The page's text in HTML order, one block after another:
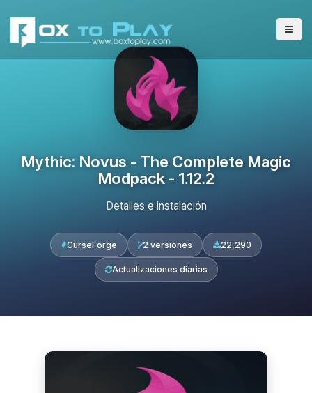
Mythic: Novus - The Complete Magic
Modpack - 1.12.2
Detalles e instalación
CurseForge 2 versiones 22,290
Actualizaciones diarias